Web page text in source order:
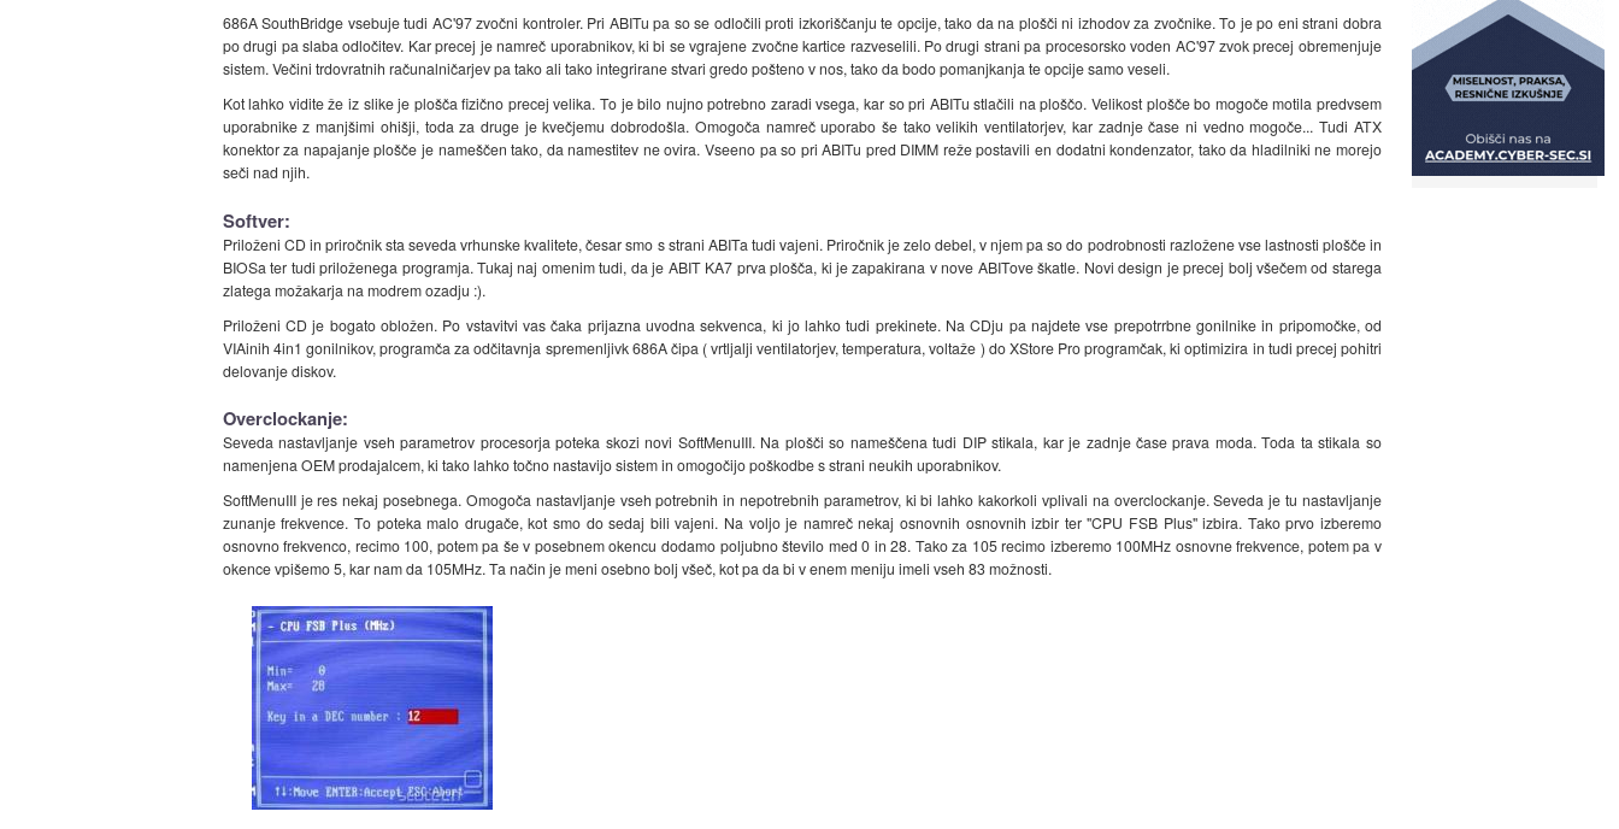
686A SouthBridge vsebuje tudi AC'97 zvočni kontroler. Pri ABITu pa so se odločili proti izkoriščanju te opcije, tako da na plošči ni izhodov za zvočnike. To je po eni strani dobra
po drugi pa slaba odločitev. Kar precej je namreč uporabnikov, ki bi se vgrajene zvočne kartice razveselili. Po drugi strani pa procesorsko voden AC'97 zvok precej obremenjuje
sistem. Večini trdovratnih računalničarjev pa tako ali tako integrirane stvari gredo pošteno v nos, tako da bodo pomanjkanja te opcije samo veseli.
Kot lahko vidite že iz slike je plošča fizično precej velika. To je bilo nujno potrebno zaradi vsega, kar so pri ABITu stlačili na ploščo. Velikost plošče bo mogoče motila predvsem
uporabnike z manjšimi ohišji, toda za druge je kvečjemu dobrodošla. Omogoča namreč uporabo še tako velikih ventilatorjev, kar zadnje čase ni vedno mogoče... Tudi ATX
konektor za napajanje plošče je nameščen tako, da namestitev ne ovira. Vseeno pa so pri ABITu pred DIMM reže postavili en dodatni kondenzator, tako da hladilniki ne morejo
seči nad njih.
Softver:
Priloženi CD in priročnik sta seveda vrhunske kvalitete, česar smo s strani ABITa tudi vajeni. Priročnik je zelo debel, v njem pa so do podrobnosti razložene vse lastnosti plošče in
BIOSa ter tudi priloženega programja. Tukaj naj omenim tudi, da je ABIT KA7 prva plošča, ki je zapakirana v nove ABITove škatle. Novi design je precej bolj všečem od starega
zlatega možakarja na modrem ozadju :).
Priloženi CD je bogato obložen. Po vstavitvi vas čaka prijazna uvodna sekvenca, ki jo lahko tudi prekinete. Na CDju pa najdete vse prepotrrbne gonilnike in pripomočke, od
VIAinih 4in1 gonilnikov, programča za odčitavnja spremenljivk 686A čipa ( vrtljalji ventilatorjev, temperatura, voltaže ) do XStore Pro programčak, ki optimizira in tudi precej pohitri
delovanje diskov.
Overclockanje:
Seveda nastavljanje vseh parametrov procesorja poteka skozi novi SoftMenuIII. Na plošči so nameščena tudi DIP stikala, kar je zadnje čase prava moda. Toda ta stikala so
namenjena OEM prodajalcem, ki tako lahko točno nastavijo sistem in omogočijo poškodbe s strani neukih uporabnikov.
SoftMenuIII je res nekaj posebnega. Omogoča nastavljanje vseh potrebnih in nepotrebnih parametrov, ki bi lahko kakorkoli vplivali na overclockanje. Seveda je tu nastavljanje
zunanje frekvence. To poteka malo drugače, kot smo do sedaj bili vajeni. Na voljo je namreč nekaj osnovnih osnovnih izbir ter "CPU FSB Plus" izbira. Tako prvo izberemo
osnovno frekvenco, recimo 100, potem pa še v posebnem okencu dodamo poljubno število med 0 in 28. Tako za 105 recimo izberemo 100MHz osnovne frekvence, potem pa v
okence vpišemo 5, kar nam da 105MHz. Ta način je meni osebno bolj všeč, kot pa da bi v enem meniju imeli vseh 83 možnosti.